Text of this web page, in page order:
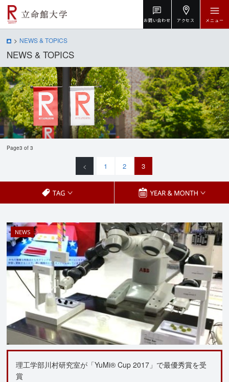
お問い合わせ アクセス メニュー
NEWS & TOPICS
NEWS & TOPICS
Page3 of 3
< 1 2 3
NEWS
理工学部川村研究室が「YuMi® Cup 2017」で最優秀賞を受
賞